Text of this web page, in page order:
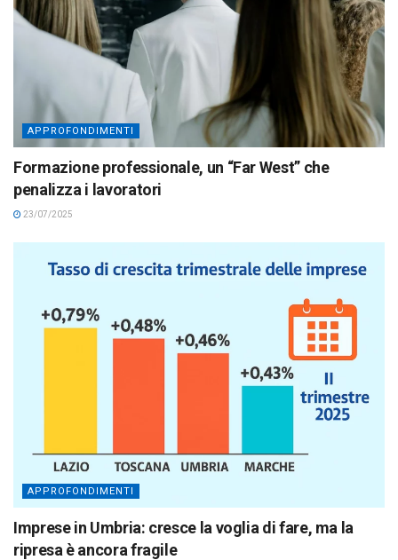
APPROFONDIMENTI
Formazione professionale, un “Far West” che
penalizza i lavoratori
23/07/2025
APPROFONDIMENTI
Imprese in Umbria: cresce la voglia di fare, ma la
ripresa è ancora fragile